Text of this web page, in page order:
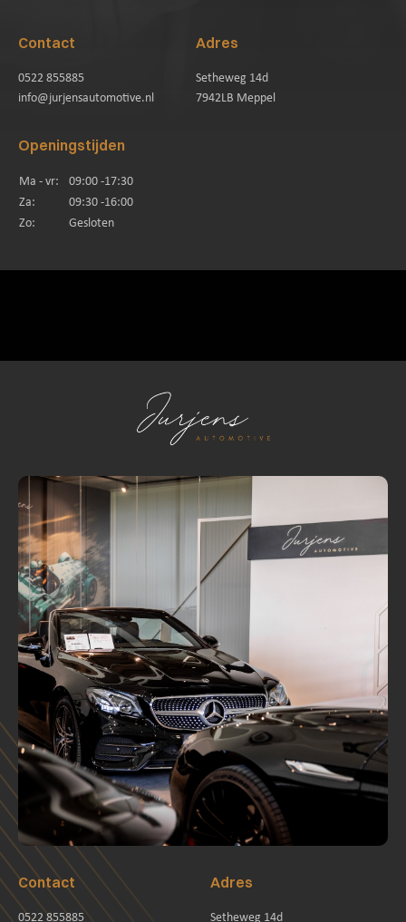
Contact
0522 855885
info@jurjensautomotive.nl
Adres
Setheweg 14d
7942LB Meppel
Openingstijden
Ma - vr:
09:00 -17:30
Za:
09:30 -16:00
Zo:
Gesloten
Contact
0522 855885
Adres
Setheweg 14d